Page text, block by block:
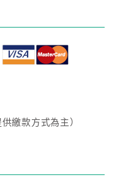
繳款方式為主）